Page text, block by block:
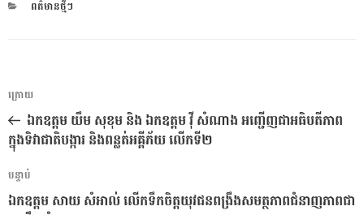
CATEGORIES
ពត៌មានថ្មីៗ
ការ​
នាំទិស​
ប្រកាស
អត្ថបទ
មុន
ក្រោយ
ឯកឧត្តម យឹម សុខុម និង ឯកឧត្តម វ៉ី សំណាង អញ្ជើញជាអធិបតីភាព
ក្នុងទិវាជាតិបង្ការ និងពន្លត់អគ្គីភ័យ លើកទី២
អត្ថបទ
បន្ទាប់
បន្ទាប់
ឯកឧត្តម សាយ សំអាល់ លើកទឹកចិត្តយុវជនពង្រឹងសមត្ថភាពជំនាញភាពជា